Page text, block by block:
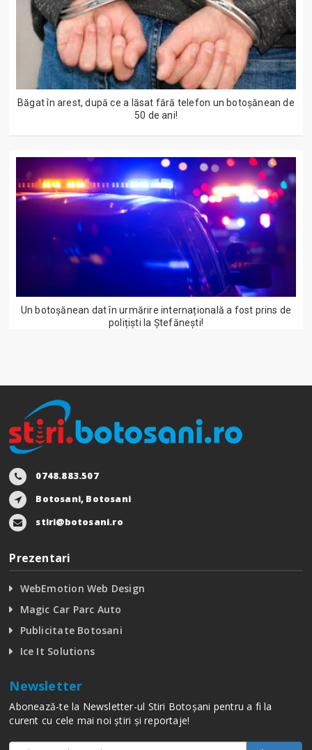
Băgat în arest, după ce a lăsat fără telefon un botoșănean de
50 de ani!
Un botoșănean dat în urmărire internațională a fost prins de
polițiști la Ștefănești!
0748.883.507
Botosani, Botosani
stiri@botosani.ro
Prezentari
WebEmotion Web Design
Magic Car Parc Auto
Publicitate Botosani
Ice It Solutions
Newsletter
Abonează-te la Newsletter-ul Stiri Botoșani pentru a fi la
curent cu cele mai noi știri și reportaje!